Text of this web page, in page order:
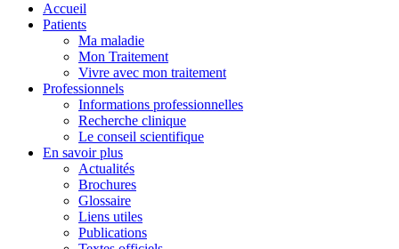
Accueil
Patients
Ma maladie
Mon Traitement
Vivre avec mon traitement
Professionnels
Informations professionnelles
Recherche clinique
Le conseil scientifique
En savoir plus
Actualités
Brochures
Glossaire
Liens utiles
Publications